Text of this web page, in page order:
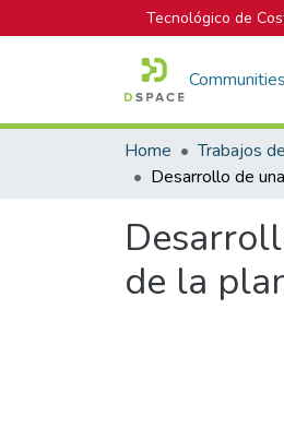
Tecnológico de
Home Trabajos
de la